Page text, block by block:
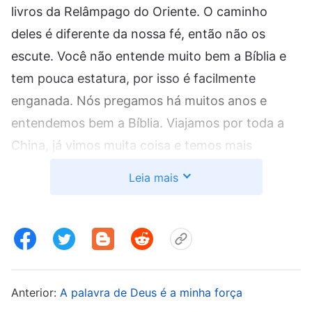
livros da Relâmpago do Oriente. O caminho
deles é diferente da nossa fé, então não os
escute. Você não entende muito bem a Bíblia e
tem pouca estatura, por isso é facilmente
enganada. Nós pregamos há muitos anos e
entendemos bem a Bíblia. Viajamos por toda a
China, já vimos muita coisa e temos mais
Quando ouvi isso, pensei comigo mesma: “Esse
estudei muito e não entendo bem a Bíblia.
Leia mais
Anterior: A palavra de Deus é a minha força